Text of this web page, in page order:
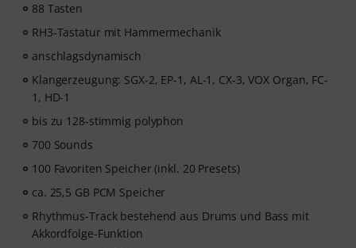
Das Skoove-Abo endet nach Ablauf automatisch. Keine
Kreditkarte erforderlich.
88 Tasten
RH3-Tastatur mit Hammermechanik
anschlagsdynamisch
Klangerzeugung: SGX-2, EP-1, AL-1, CX-3, VOX Organ, FC-
1, HD-1
bis zu 128-stimmig polyphon
700 Sounds
100 Favoriten Speicher (inkl. 20 Presets)
ca. 25,5 GB PCM Speicher
Rhythmus-Track bestehend aus Drums und Bass mit
Akkordfolge-Funktion